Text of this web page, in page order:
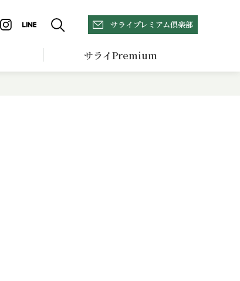
サライプレミアム倶楽部
サライPremium